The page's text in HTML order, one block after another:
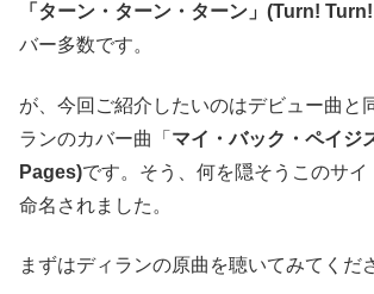
「ターン・ターン・ターン」(Turn!
バー多数です。
が、今回ご紹介したいのはデビュー曲と
ランのカバー曲「 マイ・バック・ペイジ
Pages)です。そう、何を隠そうこのサイ
命名されました。
まずはディランの原曲を聴いてみてくだ